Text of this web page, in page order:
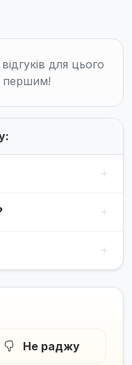
для цього
першим!
Не раджу